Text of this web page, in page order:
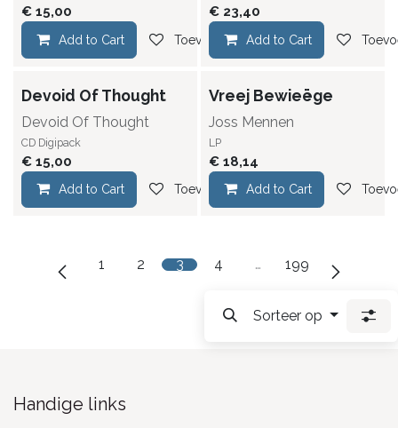
€ 15,00
Add to Cart Toevoegen aan verlanglijst
€ 23,40
Add to Cart
Devoid Of Thought
Devoid Of Thought
CD Digipack
€ 15,00
Add to Cart Toevoegen aan verlanglijst
Vreej Bewieëge
Joss Mennen
LP
€ 18,14
Add to Cart
1 2 3 4 … 199
Sorteer op
Handige links